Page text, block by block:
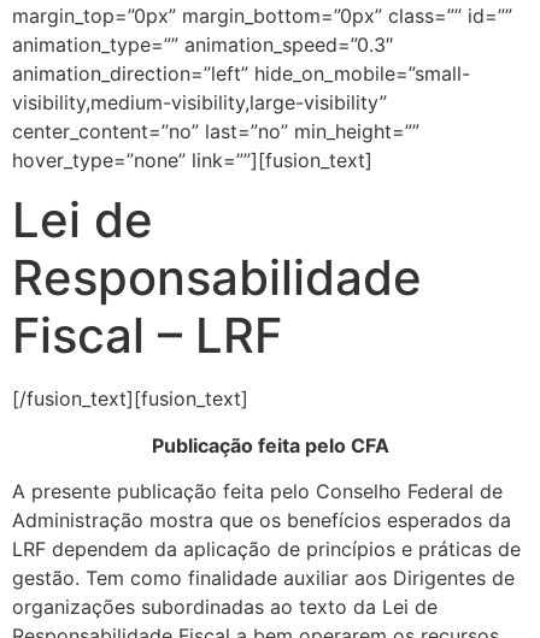
margin_top=”0px” margin_bottom=”0px” class=”” id=””
animation_type=”” animation_speed=”0.3″
animation_direction=”left” hide_on_mobile=”small-
visibility,medium-visibility,large-visibility”
center_content=”no” last=”no” min_height=””
hover_type=”none” link=””][fusion_text]
Lei de
Responsabilidade
Fiscal – LRF
[/fusion_text][fusion_text]
Publicação feita pelo CFA
A presente publicação feita pelo Conselho Federal de
Administração mostra que os benefícios esperados da
LRF dependem da aplicação de princípios e práticas de
gestão. Tem como finalidade auxiliar aos Dirigentes de
organizações subordinadas ao texto da Lei de